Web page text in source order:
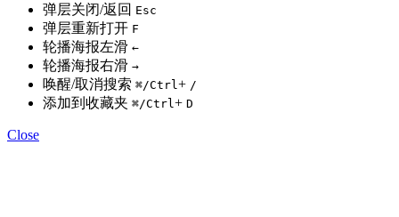
弹层关闭/返回 Esc
弹层重新打开 F
轮播海报左滑 ←
轮播海报右滑 →
唤醒/取消搜索 ⌘/Ctrl + /
添加到收藏夹 ⌘/Ctrl + D
Close